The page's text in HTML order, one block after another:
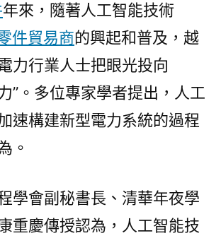
年來，隨著人工智能技術
件貿易商的興起和普及，越
力行業人士把眼光投向
”。多位專家學者提出，人工
速構建新型電力系統的過程
。
學會副秘書長、清華年夜學
重慶傳授認為，人工智能技